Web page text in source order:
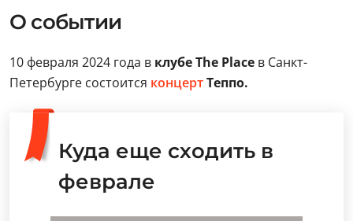
О событии
10 февраля 2024 года в клубе The Place в Санкт-
Петербурге состоится концертТеппо.
Куда еще сходить в
феврале